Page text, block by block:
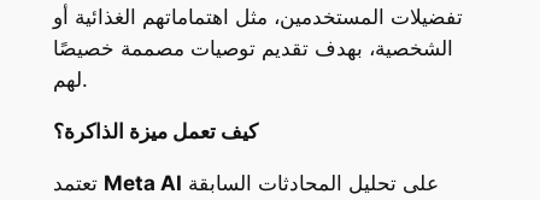
تفضيلات المستخدمين، مثل اهتماماتهم الغذائية أو
الشخصية، بهدف تقديم توصيات مصممة خصيصًا
لهم.
كيف تعمل ميزة الذاكرة؟
تعتمد Meta AI